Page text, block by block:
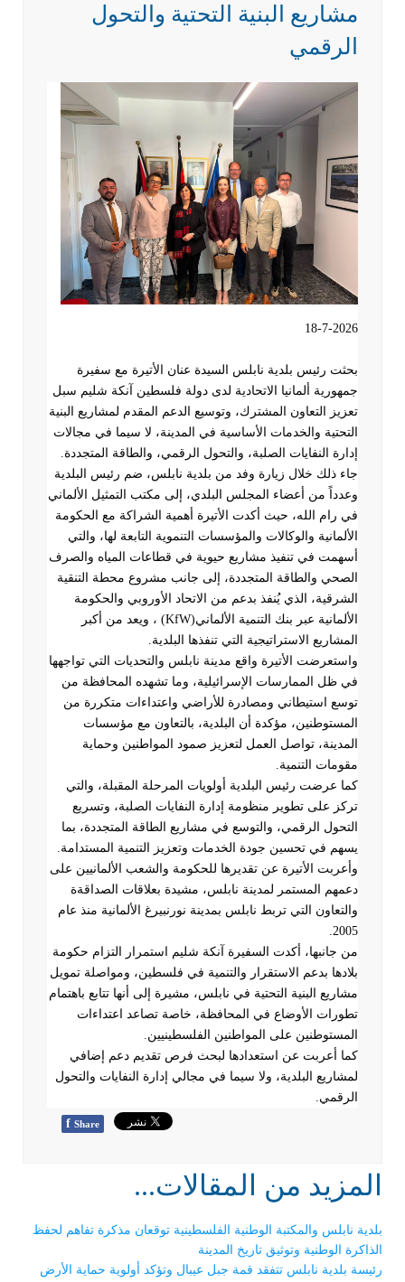
مشاريع البنية التحتية والتحول
الرقمي
18-7-2026
بحثت رئيس بلدية نابلس السيدة عنان الأتيرة مع سفيرة
جمهورية ألمانيا الاتحادية لدى دولة فلسطين آنكة شليم سبل
تعزيز التعاون المشترك، وتوسيع الدعم المقدم لمشاريع البنية
التحتية والخدمات الأساسية في المدينة، لا سيما في مجالات
إدارة النفايات الصلبة، والتحول الرقمي، والطاقة المتجددة.
جاء ذلك خلال زيارة وفد من بلدية نابلس، ضم رئيس البلدية
وعدداً من أعضاء المجلس البلدي، إلى مكتب التمثيل الألماني
في رام الله، حيث أكدت الأتيرة أهمية الشراكة مع الحكومة
الألمانية والوكالات والمؤسسات التنموية التابعة لها، والتي
أسهمت في تنفيذ مشاريع حيوية في قطاعات المياه والصرف
الصحي والطاقة المتجددة، إلى جانب مشروع محطة التنقية
الشرقية، الذي يُنفذ بدعم من الاتحاد الأوروبي والحكومة
الألمانية عبر بنك التنمية الألماني(KfW) ، ويعد من أكبر
المشاريع الاستراتيجية التي تنفذها البلدية.
واستعرضت الأتيرة واقع مدينة نابلس والتحديات التي تواجهها
في ظل الممارسات الإسرائيلية، وما تشهده المحافظة من
توسع استيطاني ومصادرة للأراضي واعتداءات متكررة من
المستوطنين، مؤكدة أن البلدية، بالتعاون مع مؤسسات
المدينة، تواصل العمل لتعزيز صمود المواطنين وحماية
مقومات التنمية.
كما عرضت رئيس البلدية أولويات المرحلة المقبلة، والتي
تركز على تطوير منظومة إدارة النفايات الصلبة، وتسريع
التحول الرقمي، والتوسع في مشاريع الطاقة المتجددة، بما
يسهم في تحسين جودة الخدمات وتعزيز التنمية المستدامة.
وأعربت الأتيرة عن تقديرها للحكومة والشعب الألمانيين على
دعمهم المستمر لمدينة نابلس، مشيدة بعلاقات الصداقةة
والتعاون التي تربط نابلس بمدينة نورنبيرغ الألمانية منذ عام
2005
.
من جانبها، أكدت السفيرة آنكة شليم استمرار التزام حكومة
بلادها بدعم الاستقرار والتنمية في فلسطين، ومواصلة تمويل
مشاريع البنية التحتية في نابلس، مشيرة إلى أنها تتابع باهتمام
تطورات الأوضاع في المحافظة، خاصة تصاعد اعتداءات
المستوطنين على المواطنين الفلسطينيين.
كما أعربت عن استعدادها لبحث فرص تقديم دعم إضافي
لمشاريع البلدية، ولا سيما في مجالي إدارة النفايات والتحول
الرقمي.
f Share
المزيد من المقالات...
بلدية نابلس والمكتبة الوطنية الفلسطينية توقعان مذكرة تفاهم لحفظ
الذاكرة الوطنية وتوثيق تاريخ المدينة
رئيسة بلدية نابلس تتفقد قمة جبل عيبال وتؤكد أولوية حماية الأرض